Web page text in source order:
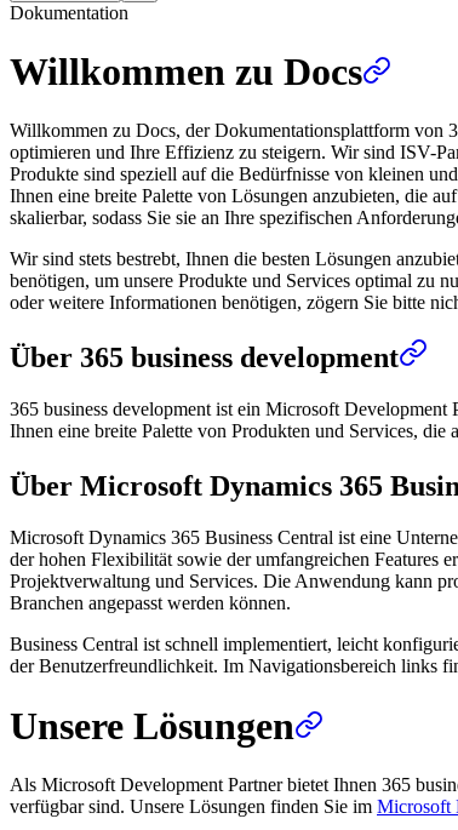
Dokumentation
Willkommen zu Docs
Willkommen zu Docs, der Dokumentationsplattform von
optimieren und Ihre Effizienz zu steigern. Wir sind ISV-
Produkte sind speziell auf die Bedürfnisse von kleinen
Ihnen eine breite Palette von Lösungen anzubieten, die
skalierbar, sodass Sie sie an Ihre spezifischen
Wir sind stets bestrebt, Ihnen die besten Lösungen
benötigen, um unsere Produkte und Services optimal zu
oder weitere Informationen benötigen, zögern Sie bitte
Über 365 business development
365 business development ist ein Microsoft
Ihnen eine breite Palette von Produkten und Services, die
Über Microsoft Dynamics 365
Microsoft Dynamics 365 Business Central ist eine
der hohen Flexibilität sowie der umfangreichen Features
Projektverwaltung und Services. Die Anwendung kann
Branchen angepasst werden können.
Business Central ist schnell implementiert, leicht
der Benutzerfreundlichkeit. Im Navigationsbereich links
Unsere Lösungen
Als Microsoft Development Partner bietet Ihnen 365
verfügbar sind. Unsere Lösungen finden Sie im Microsoft